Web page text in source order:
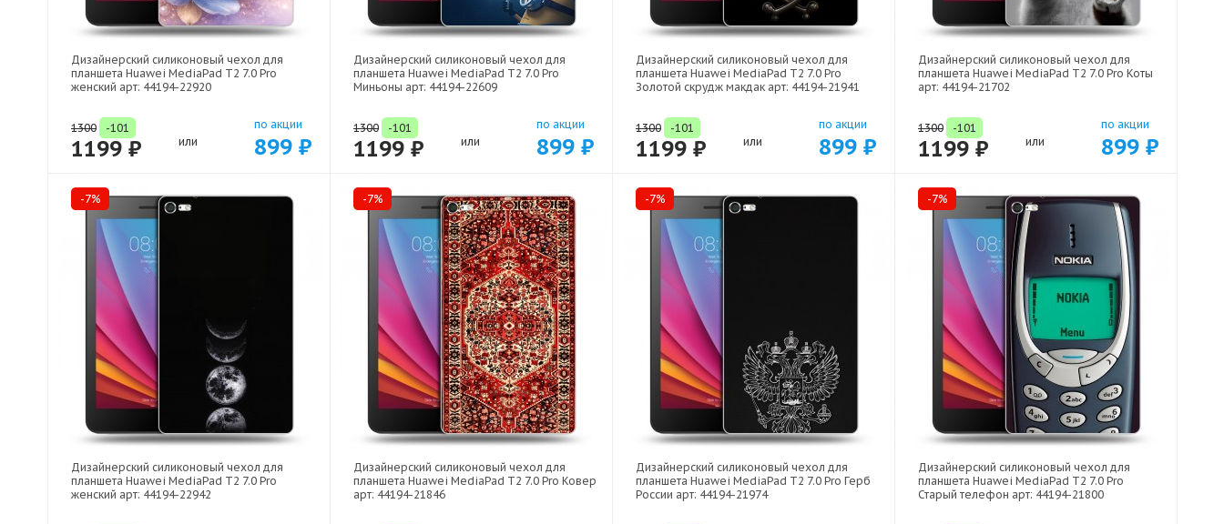
Дизайнерский силиконовый чехол для
планшета Huawei MediaPad T2 7.0 Pro
женский арт: 44194-22920
1300 -101
1199 ₽ или
по акции
899 ₽
Дизайнерский силиконовый чехол для
планшета Huawei MediaPad T2 7.0 Pro
Миньоны арт: 44194-22609
1300 -101
1199 ₽ или
по акции
899 ₽
Дизайнерский силиконовый чехол для
планшета Huawei MediaPad T2 7.0 Pro
Золотой скрудж макдак арт: 44194-21941
1300 -101
1199 ₽ или
по акции
899 ₽
Дизайнерский силиконовый чехол для
планшета Huawei MediaPad T2 7.0 Pro Коты
арт: 44194-21702
1300 -101
1199 ₽ или
по акции
899 ₽
-7%
Дизайнерский силиконовый чехол для
планшета Huawei MediaPad T2 7.0 Pro
женский арт: 44194-22942
-7%
Дизайнерский силиконовый чехол для
планшета Huawei MediaPad T2 7.0 Pro Ковер
арт: 44194-21846
-7%
Дизайнерский силиконовый чехол для
планшета Huawei MediaPad T2 7.0 Pro Герб
России арт: 44194-21974
-7%
Дизайнерский силиконовый чехол для
планшета Huawei MediaPad T2 7.0 Pro
Старый телефон арт: 44194-21800